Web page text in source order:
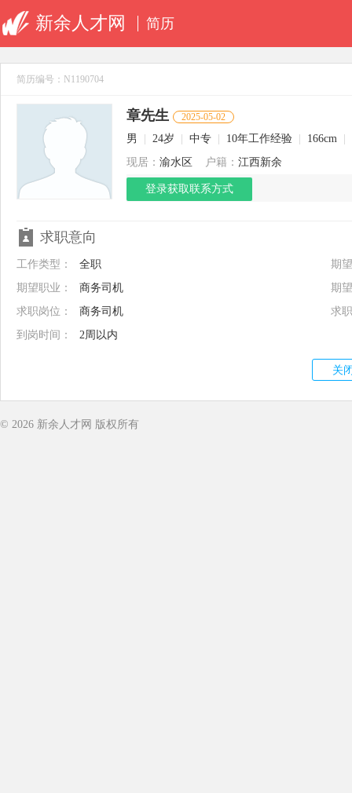
新余人才网 简历
简历编号：N1190704
章先生 2025-05-02
男 24岁 中专 10年工作经验 166cm
现居： 渝水区 户籍： 江西新余
登录获取联系方式
求职意向
工作类型： 全职
期
期望职业：
商务司机
期
求职岗位：
商务司机
求
到岗时间：
2周以内
© 2026 新余人才网 版权所有